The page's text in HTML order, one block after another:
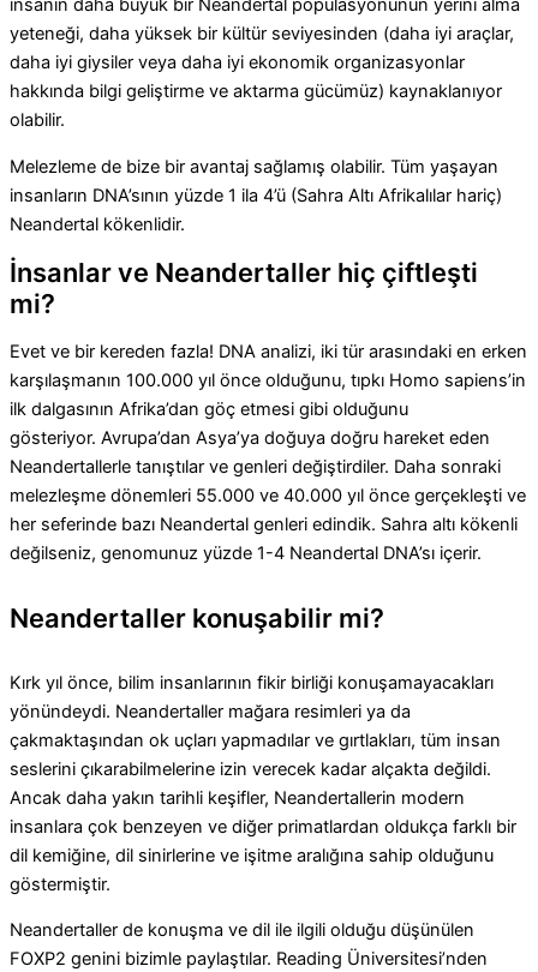
insanın daha büyük bir Neandertal popülasyonunun yerini alma
yeteneği, daha yüksek bir kültür seviyesinden (daha iyi araçlar,
daha iyi giysiler veya daha iyi ekonomik organizasyonlar
hakkında bilgi geliştirme ve aktarma gücümüz) kaynaklanıyor
olabilir.
Melezleme de bize bir avantaj sağlamış olabilir. Tüm yaşayan
insanların DNA’sının yüzde 1 ila 4’ü (Sahra Altı Afrikalılar hariç)
Neandertal kökenlidir.
İnsanlar ve Neandertaller hiç çiftleşti
mi?
Evet ve bir kereden fazla! DNA analizi, iki tür arasındaki en erken
karşılaşmanın 100.000 yıl önce olduğunu, tıpkı Homo sapiens’in
ilk dalgasının Afrika’dan göç etmesi gibi olduğunu
gösteriyor. Avrupa’dan Asya’ya doğuya doğru hareket eden
Neandertallerle tanıştılar ve genleri değiştirdiler. Daha sonraki
melezleşme dönemleri 55.000 ve 40.000 yıl önce gerçekleşti ve
her seferinde bazı Neandertal genleri edindik. Sahra altı kökenli
değilseniz, genomunuz yüzde 1-4 Neandertal DNA’sı içerir.
Neandertaller konuşabilir mi?
Kırk yıl önce, bilim insanlarının fikir birliği konuşamayacakları
yönündeydi. Neandertaller mağara resimleri ya da
çakmaktaşından ok uçları yapmadılar ve gırtlakları, tüm insan
seslerini çıkarabilmelerine izin verecek kadar alçakta değildi.
Ancak daha yakın tarihli keşifler, Neandertallerin modern
insanlara çok benzeyen ve diğer primatlardan oldukça farklı bir
dil kemiğine, dil sinirlerine ve işitme aralığına sahip olduğunu
göstermiştir.
Neandertaller de konuşma ve dil ile ilgili olduğu düşünülen
FOXP2 genini bizimle paylaştılar. Reading Üniversitesi’nden